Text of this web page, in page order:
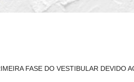
FASE DO VESTIBULAR DEVIDO